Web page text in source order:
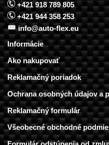
+421 918 789 805
+421 944 358 253
info@auto-flex.eu
Informácie
Ako nakupovať
Reklamačný poriadok
Ochrana osobných údajov a
Reklamačný formulár
Všeobecné obchodné